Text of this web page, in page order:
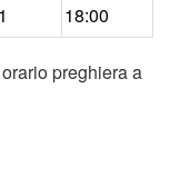
18:00
preghiera a